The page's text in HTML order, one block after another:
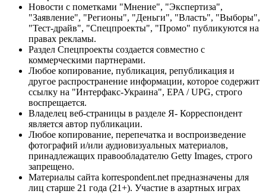
Новости с пометками "Мнение", "Экспертиза",
"Заявление", "Регионы", "Деньги", "Власть", "Выборы",
"Тест-драйв", "Спецпроекты", "Промо" публикуются на
правах рекламы.
Раздел Спецпроекты создается совместно с
коммерческими партнерами.
Любое копирование, публикация, републикация и
другое распространение информации, которое содержит
ссылку на "Интерфакс-Украина", EPA / UPG, строго
воспрещается.
Владелец веб-страницы в разделе Я- Корреспондент
является автор публикации.
Любое копирование, перепечатка и воспроизведение
фотографий и/или аудиовизуальных материалов,
принадлежащих правообладателю Getty Images, строго
запрещено.
Материалы сайта korrespondent.net предназначены для
лиц старше 21 года (21+). Участие в азартных играх